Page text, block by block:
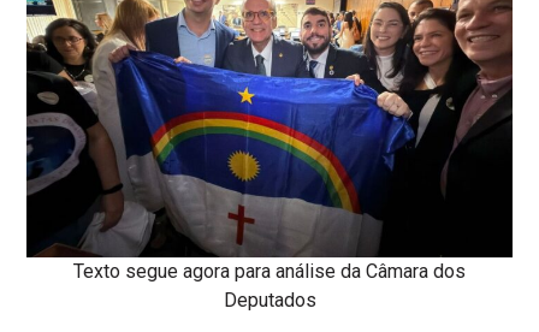
Texto segue agora para análise da Câmara dos
Deputados